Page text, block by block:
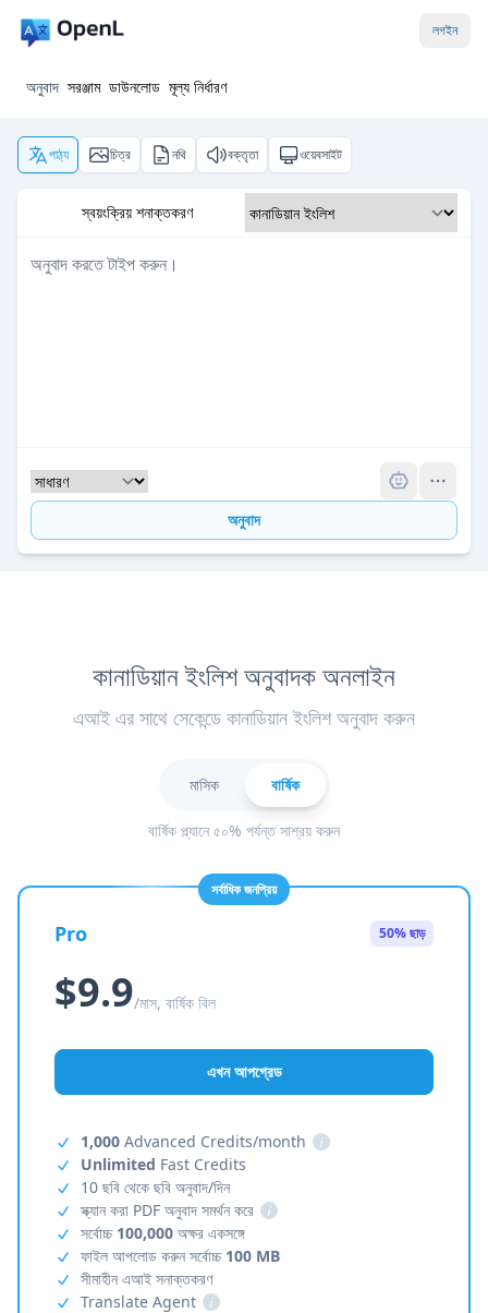
লগইন
অনুবাদ সরঞ্জাম ডাউনলোড মূল্য নির্ধারণ
পাঠ্য চিত্র নথি বক্তৃতা ওয়েবসাইট
স্বয়ংক্রিয় শনাক্তকরণ
অনুবাদ
কানাডিয়ান ইংলিশ অনুবাদক অনলাইন
এআই এর সাথে সেকেন্ডে কানাডিয়ান ইংলিশ অনুবাদ করুন
মাসিক বার্ষিক
বার্ষিক প্ল্যানে ৫০% পর্যন্ত সাশ্রয় করুন
সর্বাধিক জনপ্রিয়
Pro 50% ছাড়
$9.9/মাস, বার্ষিক বিল
এখন আপগ্রেড
1,000 Advanced Credits/month
i
Unlimited Fast Credits
10 ছবি থেকে ছবি অনুবাদ/দিন
স্ক্যান করা PDF অনুবাদ সমর্থন করে
i
সর্বোচ্চ 100,000 অক্ষর একসঙ্গে
ফাইল আপলোড করুন সর্বোচ্চ 100 MB
সীমাহীন এআই সনাক্তকরণ
Translate Agent
i